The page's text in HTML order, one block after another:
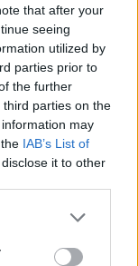
that after your
seeing
utilized by
parties prior to
the further
parties on the
may
IAB’s List of
it to other
0 - 0
0 - 0%
0 - 0
38 - 100 %